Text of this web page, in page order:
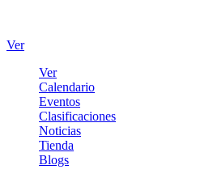
Ver
Ver
Calendario
Eventos
Clasificaciones
Noticias
Tienda
Blogs